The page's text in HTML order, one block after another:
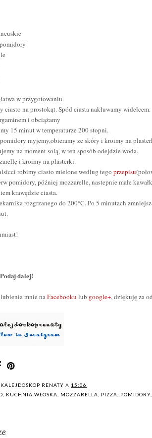
w przygotowaniu.
ciasto na prostokąt. Spód ciasta nakłuwamy widelcem.
i obciążamy
15 minut w temperaturze 200 stopni.
myjemy,obieramy ze skóry i kroimy na
na moment solą, w ten sposób odejdzie woda.
i kroimy na plasterki.
robimy ciasto mielone według tego przepisu
pomidory, później mozzarelle, nastepnie małe
krawędzie ciasta.
rozgrzanego do 200°C. Po 5 minutach
dalej!
mnie naFacebooku lub google+, dziękuję za
KALEJDOSKOP RENATY A 15:06
KUCHNIA WŁOSKA MOZZARELLA PIZZA POMIDORY